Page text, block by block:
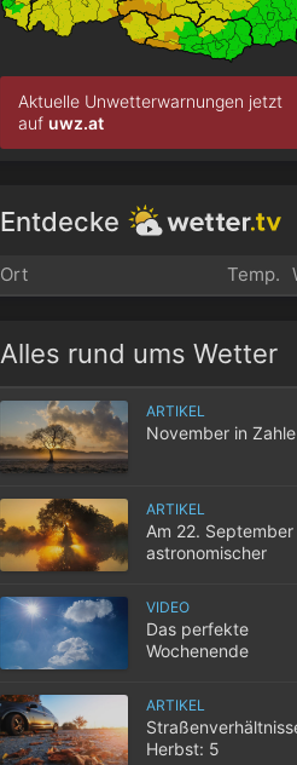
Aktuelle Unwetterwarnungen jetzt
auf uwz.at
Entdecke
Ort Temp.
Alles rund ums Wetter
ARTIKEL
November in
ARTIKEL
Am 22.
astronomischer
VIDEO
Das perfekte
Wochenende
ARTIKEL
Herbst: 5